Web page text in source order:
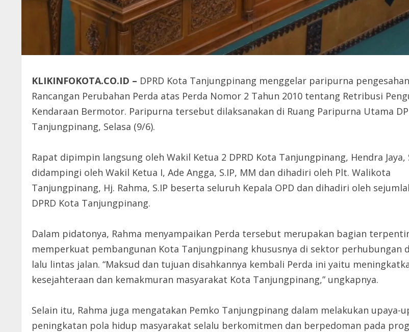
KLIKINFOKOTA.CO.ID – DPRD Kota Tanjungpinang menggelar paripurna pengesahan
Rancangan Perubahan Perda atas Perda Nomor 2 Tahun 2010 tentang Retribusi
Kendaraan Bermotor. Paripurna tersebut dilaksanakan di Ruang Paripurna Utama
Tanjungpinang, Selasa (9/6).
Rapat dipimpin langsung oleh Wakil Ketua 2 DPRD Kota Tanjungpinang, Hendra Jaya,
didampingi oleh Wakil Ketua I, Ade Angga, S.IP, MM dan dihadiri oleh Plt. Walikota
Tanjungpinang, Hj. Rahma, S.IP beserta seluruh Kepala OPD dan dihadiri oleh
DPRD Kota Tanjungpinang.
Dalam pidatonya, Rahma menyampaikan Perda tersebut merupakan bagian
memperkuat pembangunan Kota Tanjungpinang khususnya di sektor perhubungan
lalu lintas jalan. “Maksud dan tujuan disahkannya kembali Perda ini yaitu
kesejahteraan dan kemakmuran masyarakat Kota Tanjungpinang,” ungkapnya.
Selain itu, Rahma juga mengatakan Pemko Tanjungpinang dalam melakukan upaya-
peningkatan pola hidup masyarakat selalu berkomitmen dan berpedoman pada